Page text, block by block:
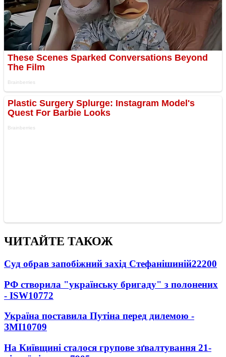
ЧИТАЙТЕ ТАКОЖ
Суд обрав запобіжний захід Стефанішиній22200
РФ створила "українську бригаду" з полонених
- ISW10772
Україна поставила Путіна перед дилемою -
ЗМІ10709
На Київщині сталося групове зґвалтування 21-